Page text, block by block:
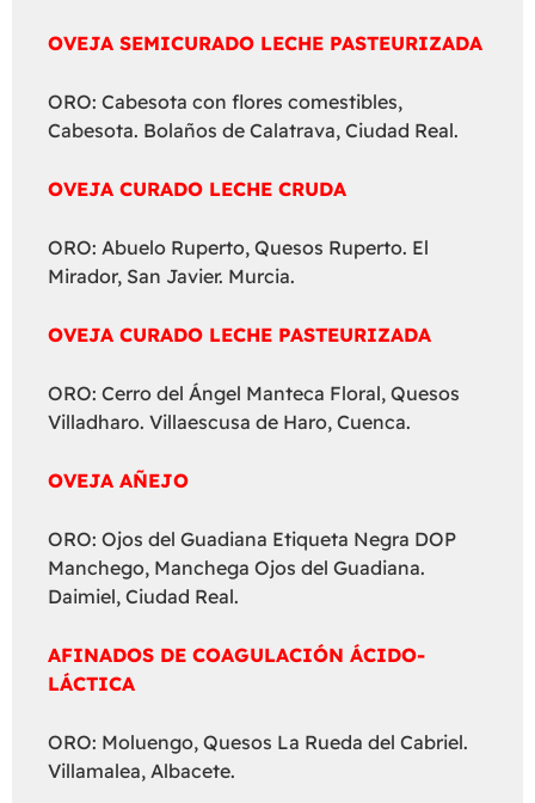
OVEJA SEMICURADO LECHE PASTEURIZADA
ORO: Cabesota con flores comestibles,
Cabesota. Bolaños de Calatrava, Ciudad Real.
OVEJA CURADO LECHE CRUDA
ORO: Abuelo Ruperto, Quesos Ruperto. El
Mirador, San Javier. Murcia.
OVEJA CURADO LECHE PASTEURIZADA
ORO: Cerro del Ángel Manteca Floral, Quesos
Villadharo. Villaescusa de Haro, Cuenca.
OVEJA AÑEJO
ORO: Ojos del Guadiana Etiqueta Negra DOP
Manchego, Manchega Ojos del Guadiana.
Daimiel, Ciudad Real.
AFINADOS DE COAGULACIÓN ÁCIDO-
LÁCTICA
ORO: Moluengo, Quesos La Rueda del Cabriel.
Villamalea, Albacete.